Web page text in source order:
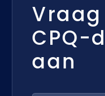
CPQ-
aan